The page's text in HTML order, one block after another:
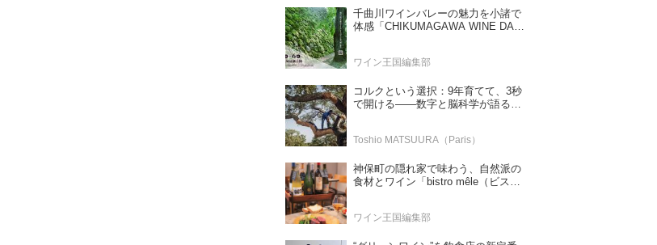
千曲川ワインバレーの魅力を小諸で
体感「CHIKUMAGAWA WINE DAYS
ワイン王国編集部
コルクという選択：9年育てて、3秒
で開ける——数字と脳科学が語る栓
Toshio MATSUURA（Paris）
神保町の隠れ家で味わう、自然派の
食材とワイン「bistro mêle（ビスト
ワイン王国編集部